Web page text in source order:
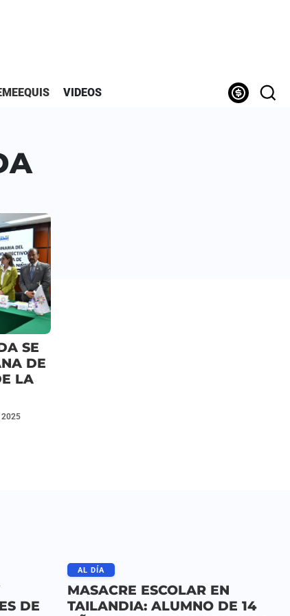
VIDEOS
SE
DE
LA
2025
DE
AL DÍA
MASACRE ESCOLAR EN
TAILANDIA: ALUMNO DE 14